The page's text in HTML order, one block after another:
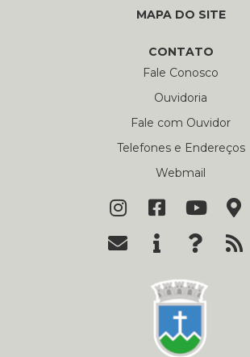
MAPA DO SITE
CONTATO
Fale Conosco
Ouvidoria
Fale com Ouvidor
Telefones e Endereços
Webmail